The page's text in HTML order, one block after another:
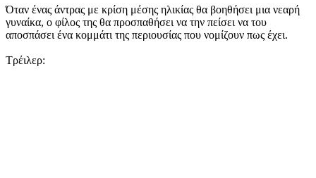
Όταν ένας άντρας με κρίση μέσης ηλικίας θα βοηθήσει μια νεαρή
γυναίκα, ο φίλος της θα προσπαθήσει να την πείσει να του
αποσπάσει ένα κομμάτι της περιουσίας που νομίζουν πως έχει.
Τρέιλερ: